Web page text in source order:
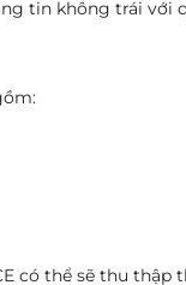
tin không trái với
có thể sẽ thu